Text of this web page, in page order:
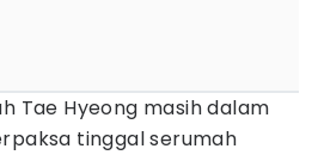
Tae Hyeong masih dalam
tinggal serumah